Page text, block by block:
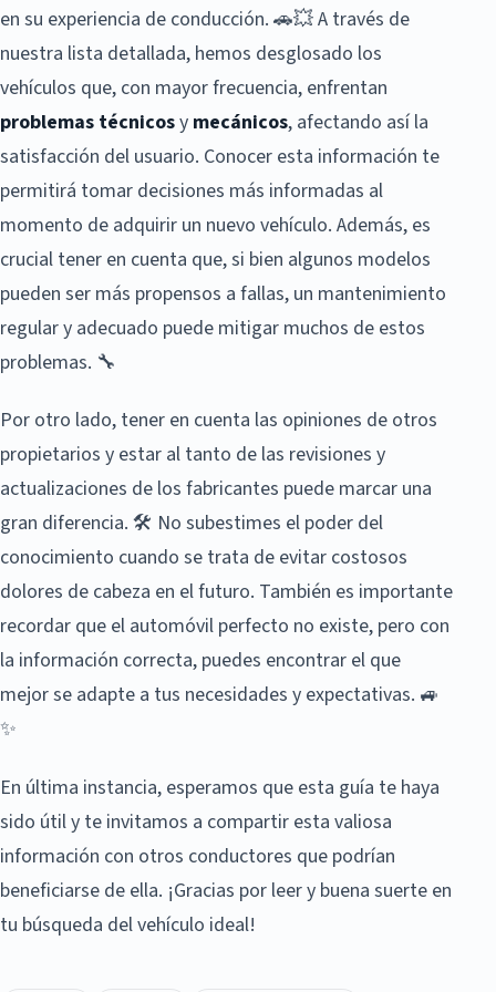
en su experiencia de conducción. 🚗💥 A través de
nuestra lista detallada, hemos desglosado los
vehículos que, con mayor frecuencia, enfrentan
problemas técnicosy mecánicos, afectando así la
satisfacción del usuario. Conocer esta información te
permitirá tomar decisiones más informadas al
momento de adquirir un nuevo vehículo. Además, es
crucial tener en cuenta que, si bien algunos modelos
pueden ser más propensos a fallas, un mantenimiento
regular y adecuado puede mitigar muchos de estos
problemas. 🔧
Por otro lado, tener en cuenta las opiniones de otros
propietarios y estar al tanto de las revisiones y
actualizaciones de los fabricantes puede marcar una
gran diferencia. 🛠️ No subestimes el poder del
conocimiento cuando se trata de evitar costosos
dolores de cabeza en el futuro. También es importante
recordar que el automóvil perfecto no existe, pero con
la información correcta, puedes encontrar el que
mejor se adapte a tus necesidades y expectativas. 🚙
✨
En última instancia, esperamos que esta guía te haya
sido útil y te invitamos a compartir esta valiosa
información con otros conductores que podrían
beneficiarse de ella. ¡Gracias por leer y buena suerte en
tu búsqueda del vehículo ideal!